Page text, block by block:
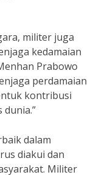
militer juga
kedamaian
Prabowo
perdamaian
kontribusi
dalam
diakui dan
Militer